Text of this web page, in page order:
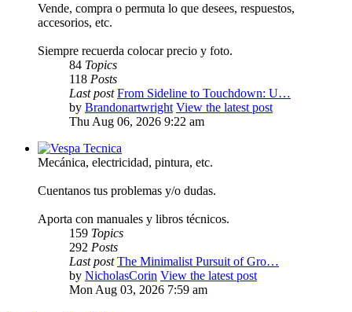
Vende, compra o permuta lo que desees, respuestos,
accesorios, etc.
Siempre recuerda colocar precio y foto.
84 Topics
118 Posts
Last post From Sideline to Touchdown: U…
by Brandonartwright View the latest post
Thu Aug 06, 2026 9:22 am
Vespa Tecnica
Mecánica, electricidad, pintura, etc.
Cuentanos tus problemas y/o dudas.
Aporta con manuales y libros técnicos.
159 Topics
292 Posts
Last post The Minimalist Pursuit of Gro…
by NicholasCorin View the latest post
Mon Aug 03, 2026 7:59 am